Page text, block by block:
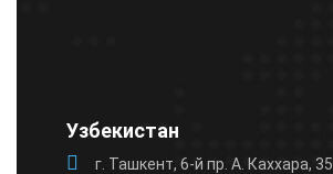
Узбекистан
г. Ташкент, 6-й пр. А. Каххара, 35